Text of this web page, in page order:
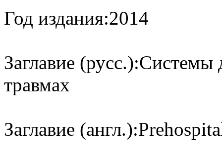
Год издания:2014
Заглавие (русс.):Системы
травмах
Заглавие (англ.):